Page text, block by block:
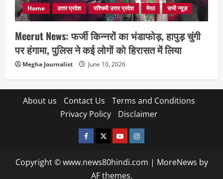
Home उत्तर प्रदेश पश्चिमी उत्तर प्रदेश मेरठ सभी न्यूज़
Meerut News: फर्जी किन्नरों का भंडाफोड़, हापुड़ चुंगी
पर हंगामा, पुलिस ने कई लोगों को हिरासत में लिया
Megha Journalist June 10, 2026
About us Contact Us
Terms and Conditions
Privacy Policy
Disclaimer
facebooktwitterYOUTUBE
instagram
Copyright © www.news80hindi.com | MoreNews by
AF themes.